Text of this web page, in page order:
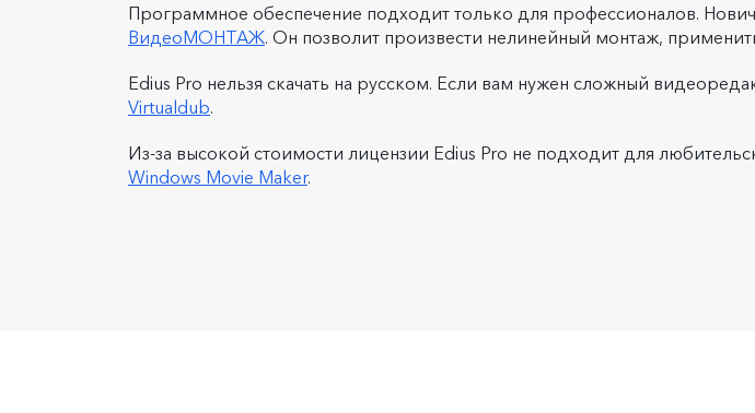
Программное обеспечение подходит только для профессионалов.
ВидеоМОНТАЖ. Он позволит произвести нелинейный монтаж,
Edius Pro нельзя скачать на русском. Если вам нужен сложный
Virtualdub.
Из-за высокой стоимости лицензии Edius Pro не подходит для
Windows Movie Maker.